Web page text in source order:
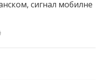
сигнал мобилне